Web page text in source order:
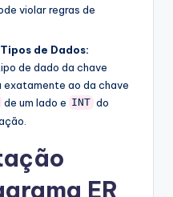
violar regras de
de Dados:
de dado da chave
ao da chave
de um lado e INT do
ER